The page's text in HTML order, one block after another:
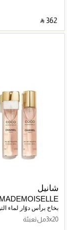
‎ ⃁ ⁦362⁩ ‎
شانيل
SPRAY Eau de
rechargeable
بخاخ برأس دوّار لماء
3x20مل تعبئة